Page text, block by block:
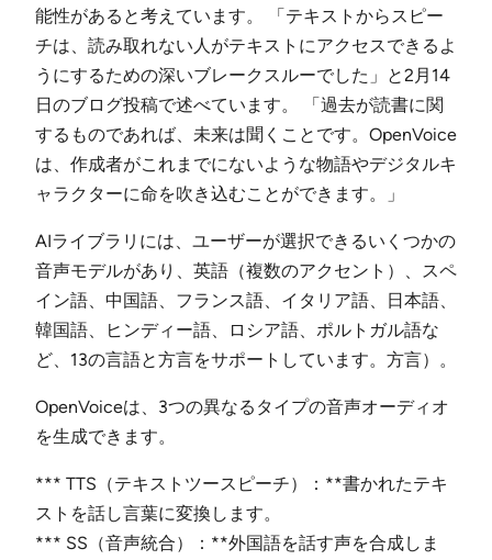
能性があると考えています。 「テキストからスピー
チは、読み取れない人がテキストにアクセスできるよ
うにするための深いブレークスルーでした」と2月14
日のブログ投稿で述べています。 「過去が読書に関
するものであれば、未来は聞くことです。OpenVoice
は、作成者がこれまでにないような物語やデジタルキ
ャラクターに命を吹き込むことができます。」
AIライブラリには、ユーザーが選択できるいくつかの
音声モデルがあり、英語（複数のアクセント）、スペ
イン語、中国語、フランス語、イタリア語、日本語、
韓国語、ヒンディー語、ロシア語、ポルトガル語な
ど、13の言語と方言をサポートしています。方言）。
OpenVoiceは、3つの異なるタイプの音声オーディオ
を生成できます。
*** TTS（テキストツースピーチ）：**書かれたテキ
ストを話し言葉に変換します。
*** SS（音声統合）：**外国語を話す声を合成しま